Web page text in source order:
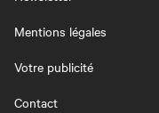
Mentions légales
Votre publicité
Contact